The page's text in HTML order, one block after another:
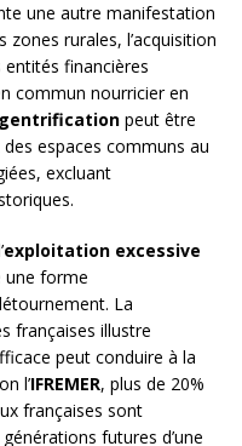
une autre manifestation
rurales, l’acquisition
financières
commun nourricier en
gentrification peut être
espaces communs au
excluant
exploitation excessive
une forme
La
françaises illustre
peut conduire à la
l’IFREMER, plus de 20%
françaises sont
futures d’une